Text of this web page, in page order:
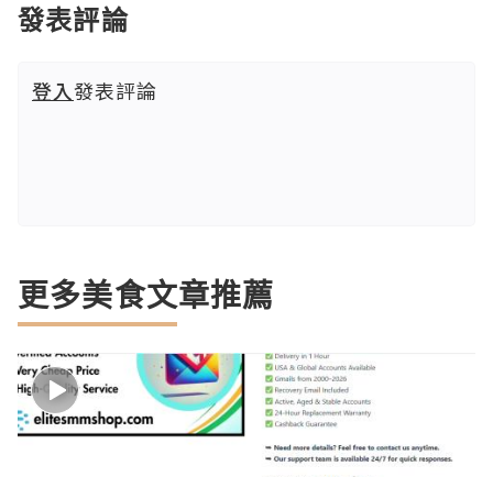
發表評論
登入發表評論
更多美食文章推薦